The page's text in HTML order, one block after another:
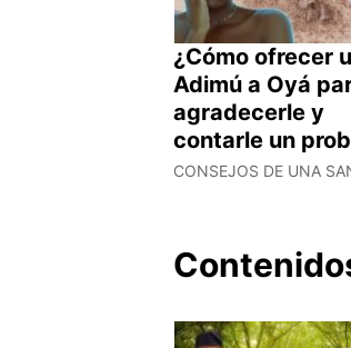
¿Cómo ofrecer
Adimú a Oyá
agradecerle y
contarle un
CONSEJOS DE UNA